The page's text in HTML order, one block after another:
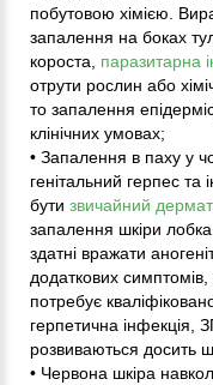
побутовою хімією.
запалення на боках
короста, паразитарна
отрути рослин або
то запалення
клінічних умовах;
• Запалення в паху у
генітальний герпес
бути звичайний
запалення шкіри лобка
здатні вражати
додаткових симптомів,
потребує
герпетична інфекція,
розвиваються досить
• Червона шкіра